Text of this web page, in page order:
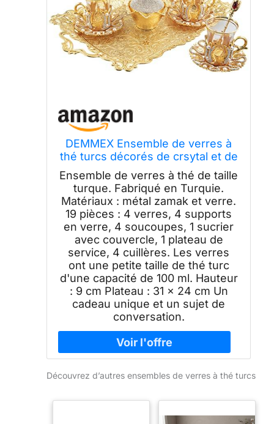
DEMMEX Ensemble de verres à
thé turcs décorés de crsytal et de
perles, supports en métal,
soucoupes, sucrier avec
couvercle et plateau de service
pour 4 personnes, fait à la main,
93,6 g (cristal)
Ensemble de verres à thé de taille
turque. Fabriqué en Turquie.
Matériaux : métal zamak et verre.
19 pièces : 4 verres, 4 supports
en verre, 4 soucoupes, 1 sucrier
avec couvercle, 1 plateau de
service, 4 cuillères. Les verres
ont une petite taille de thé turc
d'une capacité de 100 ml. Hauteur
: 9 cm Plateau : 31 x 24 cm Un
cadeau unique et un sujet de
conversation.
Découvrez d’autres ensembles de verres à thé turcs